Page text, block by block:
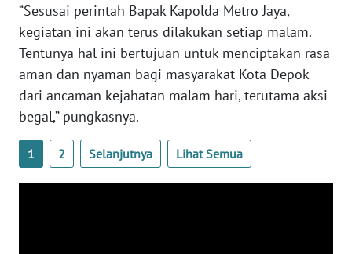
“Sesusai perintah Bapak Kapolda Metro Jaya,
kegiatan ini akan terus dilakukan setiap malam.
Tentunya hal ini bertujuan untuk menciptakan rasa
aman dan nyaman bagi masyarakat Kota Depok
dari ancaman kejahatan malam hari, terutama aksi
begal,” pungkasnya.
1 2 Selanjutnya Lihat Semua
WN
KALTENG
WN
KALTARA